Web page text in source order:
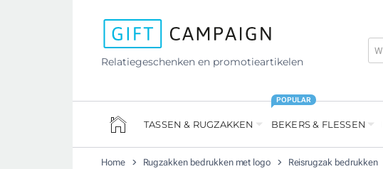
Relatiegeschenken en promotieartikelen
TASSEN & RUGZAKKEN BEKERS & FLESSEN
POPULAR
Home Rugzakken bedrukken met logo Reisrugzak bedrukken